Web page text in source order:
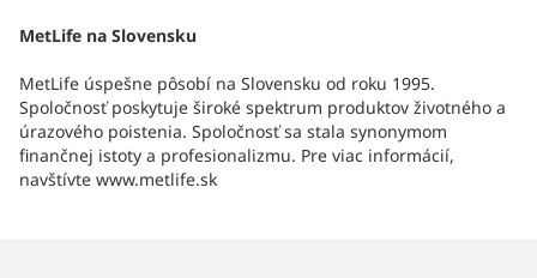
MetLife na Slovensku
MetLife úspešne pôsobí na Slovensku od roku 1995.
Spoločnosť poskytuje široké spektrum produktov životného a
úrazového poistenia. Spoločnosť sa stala synonymom
finančnej istoty a profesionalizmu. Pre viac informácií,
navštívte www.metlife.sk